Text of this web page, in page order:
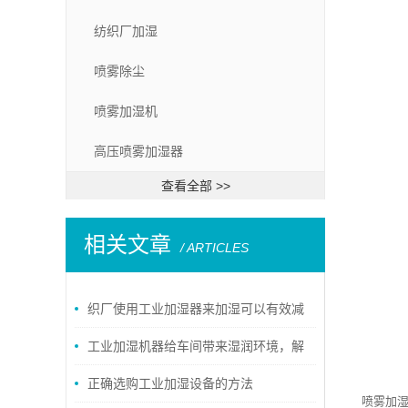
纺织厂加湿
喷雾除尘
喷雾加湿机
高压喷雾加湿器
查看全部 >>
相关文章 / ARTICLES
织厂使用工业加湿器来加湿可以有效减
少纱线的断头率!
工业加湿机器给车间带来湿润环境，解
决了车间空气干燥的问题
正确选购工业加湿设备的方法
喷雾加